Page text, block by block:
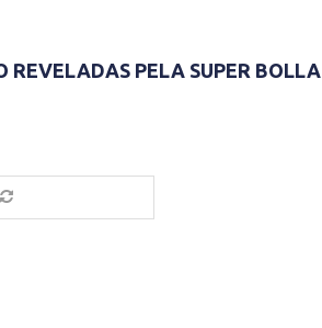
REVELADAS PELA SUPER BOLLA